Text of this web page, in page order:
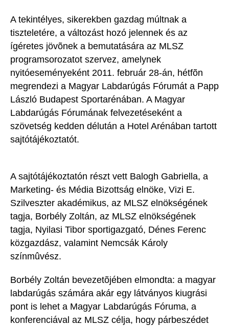
A tekintélyes, sikerekben gazdag múltnak a
tiszteletére, a változást hozó jelennek és az
ígéretes jövõnek a bemutatására az MLSZ
programsorozatot szervez, amelynek
nyitóeseményeként 2011. február 28-án, hétfõn
megrendezi a Magyar Labdarúgás Fórumát a Papp
László Budapest Sportarénában. A Magyar
Labdarúgás Fórumának felvezetéseként a
szövetség kedden délután a Hotel Arénában tartott
sajtótájékoztatót.
A sajtótájékoztatón részt vett Balogh Gabriella, a
Marketing- és Média Bizottság elnöke, Vizi E.
Szilveszter akadémikus, az MLSZ elnökségének
tagja, Borbély Zoltán, az MLSZ elnökségének
tagja, Nyilasi Tibor sportigazgató, Dénes Ferenc
közgazdász, valamint Nemcsák Károly
színmûvész.
Borbély Zoltán bevezetõjében elmondta: a magyar
labdarúgás számára akár egy látványos kiugrási
pont is lehet a Magyar Labdarúgás Fóruma, a
konferenciával az MLSZ célja, hogy párbeszédet